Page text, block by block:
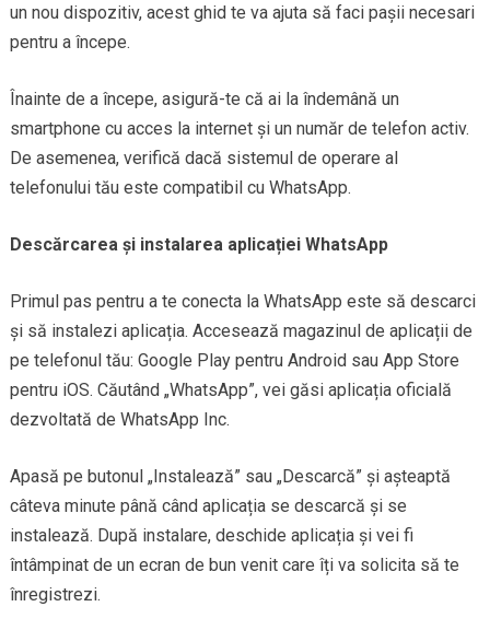
un nou dispozitiv, acest ghid te va ajuta să faci pașii necesari
pentru a începe.
Înainte de a începe, asigură-te că ai la îndemână un
smartphone cu acces la internet și un număr de telefon activ.
De asemenea, verifică dacă sistemul de operare al
telefonului tău este compatibil cu WhatsApp.
Descărcarea și instalarea aplicației WhatsApp
Primul pas pentru a te conecta la WhatsApp este să descarci
și să instalezi aplicația. Accesează magazinul de aplicații de
pe telefonul tău: Google Play pentru Android sau App Store
pentru iOS. Căutând „WhatsApp”, vei găsi aplicația oficială
dezvoltată de WhatsApp Inc.
Apasă pe butonul „Instalează” sau „Descarcă” și așteaptă
câteva minute până când aplicația se descarcă și se
instalează. După instalare, deschide aplicația și vei fi
întâmpinat de un ecran de bun venit care îți va solicita să te
înregistrezi.